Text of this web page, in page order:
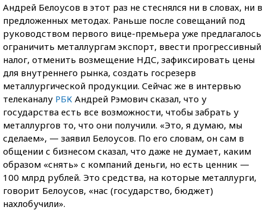
Андрей Белоусов в этот раз не стеснялся ни в словах, ни в
предложенных методах. Раньше после совещаний под
руководством первого вице-премьера уже предлагалось
ограничить металлургам экспорт, ввести прогрессивный
налог, отменить возмещение НДС, зафиксировать цены
для внутреннего рынка, создать госрезерв
металлургической продукции. Сейчас же в интервью
телеканалу РБК Андрей Рэмович сказал, что у
государства есть все возможности, чтобы забрать у
металлургов то, что они получили. «Это, я думаю, мы
сделаем», — заявил Белоусов. По его словам, он сам в
общении с бизнесом сказал, что даже не думает, каким
образом «снять» с компаний деньги, но есть ценник —
100 млрд рублей. Это средства, на которые металлурги,
говорит Белоусов, «нас (государство, бюджет)
нахлобучили».